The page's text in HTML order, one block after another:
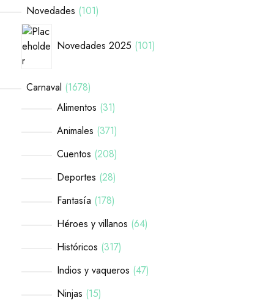
Novedades 101
Novedades 2025 101
Carnaval 1678
Alimentos 31
Animales 371
Cuentos 208
Deportes 28
Fantasía 178
Héroes y villanos 64
Históricos 317
Indios y vaqueros 47
Ninjas 15